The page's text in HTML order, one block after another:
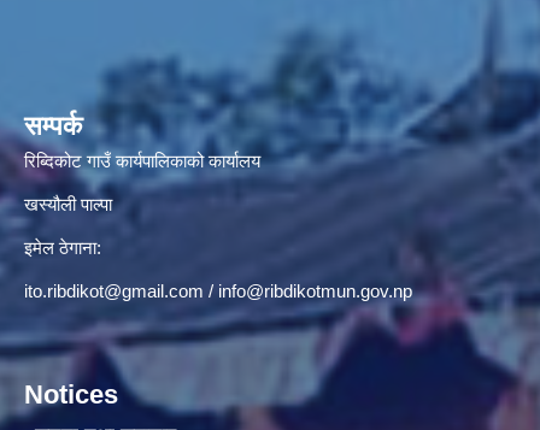
सम्पर्क
रिब्दिकोट गाउँ कार्यपालिकाको कार्यालय
खस्यौली पाल्पा
इमेल ठेगाना:
ito.ribdikot@gmail.com / info@ribdikotmun.gov.np
Notices